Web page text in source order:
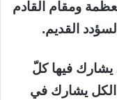
ومقام القادم
القديم.
يشارك فيها كلّ
الكل يشارك في